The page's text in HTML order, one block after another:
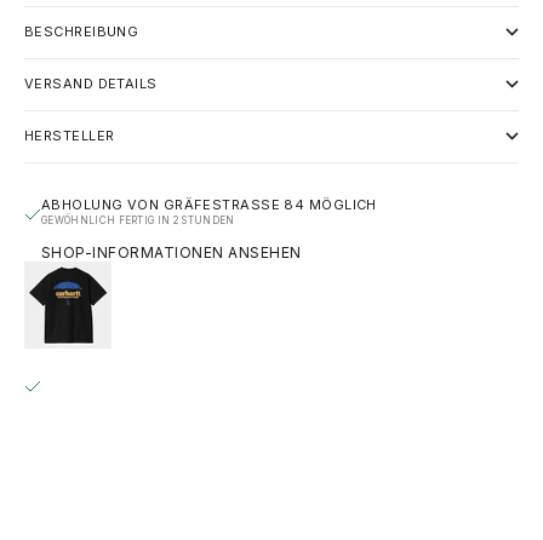
BESCHREIBUNG
VERSAND DETAILS
HERSTELLER
ABHOLUNG VON GRÄFESTRASSE 84 MÖGLICH
GEWÖHNLICH FERTIG IN 2 STUNDEN
SHOP-INFORMATIONEN ANSEHEN